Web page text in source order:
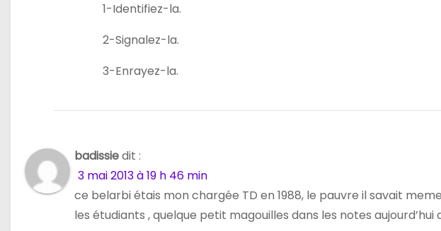
1-Identifiez-la.
2-Signalez-la.
3-Enrayez-la.
badissiedit :
3 mai 2013 à 19 h 46 min
ce belarbi étais mon chargée TD en 1988, le pauvre il savait
les étudiants , quelque petit magouilles dans les notes